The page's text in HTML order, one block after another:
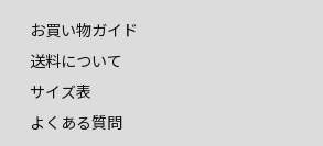
お買い物ガイド
送料について
サイズ表
よくある質問